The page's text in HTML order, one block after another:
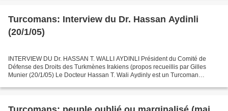
Turcomans: Interview du Dr. Hassan Aydinli
(20/1/05)
INTERVIEW DU Dr. HASSAN T. WALLI AYDINLI Président du Comité de
Défense des Droits des Turkmènes Irakiens (propos recueillis par Gilles
Munier (20/1/05) Le Docteur Hassan T. Wali Aydinly est un Turcoman